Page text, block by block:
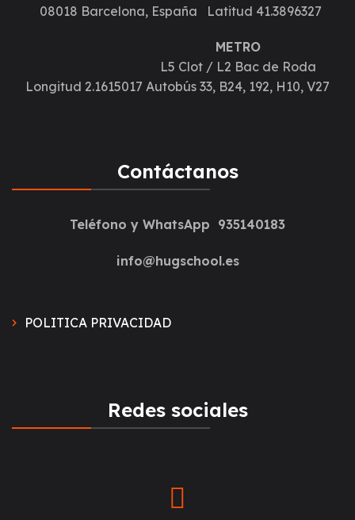
08018 Barcelona, España
Latitud 41.3896327
Longitud 2.1615017
METRO
L5 Clot / L2 Bac de Roda
Autobús 33, B24, 192, H10, V27
Contáctanos
Teléfono y WhatsApp 935140183
info@hugschool.es
POLITICA PRIVACIDAD
Redes sociales